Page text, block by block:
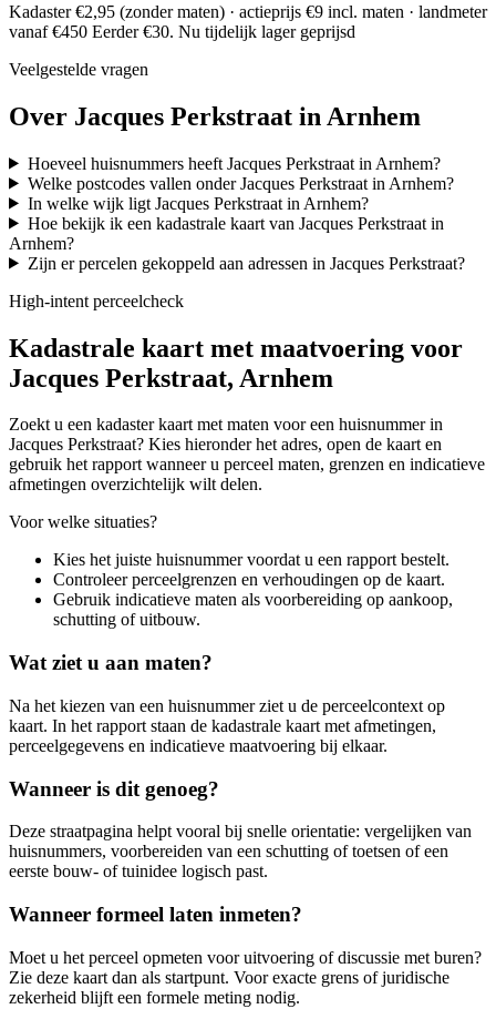
Kadaster €2,95 (zonder maten) · actieprijs €9 incl. maten · landmeter
vanaf €450 Eerder €30. Nu tijdelijk lager geprijsd
Veelgestelde vragen
Over Jacques Perkstraat in Arnhem
Hoeveel huisnummers heeft Jacques Perkstraat in Arnhem?
Welke postcodes vallen onder Jacques Perkstraat in Arnhem?
In welke wijk ligt Jacques Perkstraat in Arnhem?
Hoe bekijk ik een kadastrale kaart van Jacques Perkstraat in
Arnhem?
Zijn er percelen gekoppeld aan adressen in Jacques Perkstraat?
High-intent perceelcheck
Kadastrale kaart met maatvoering voor
Jacques Perkstraat, Arnhem
Zoekt u een kadaster kaart met maten voor een huisnummer in
Jacques Perkstraat? Kies hieronder het adres, open de kaart en
gebruik het rapport wanneer u perceel maten, grenzen en indicatieve
afmetingen overzichtelijk wilt delen.
Voor welke situaties?
Kies het juiste huisnummer voordat u een rapport bestelt.
Controleer perceelgrenzen en verhoudingen op de kaart.
Gebruik indicatieve maten als voorbereiding op aankoop,
schutting of uitbouw.
Wat ziet u aan maten?
Na het kiezen van een huisnummer ziet u de perceelcontext op
kaart. In het rapport staan de kadastrale kaart met afmetingen,
perceelgegevens en indicatieve maatvoering bij elkaar.
Wanneer is dit genoeg?
Deze straatpagina helpt vooral bij snelle orientatie: vergelijken van
huisnummers, voorbereiden van een schutting of toetsen of een
eerste bouw- of tuinidee logisch past.
Wanneer formeel laten inmeten?
Moet u het perceel opmeten voor uitvoering of discussie met buren?
Zie deze kaart dan als startpunt. Voor exacte grens of juridische
zekerheid blijft een formele meting nodig.